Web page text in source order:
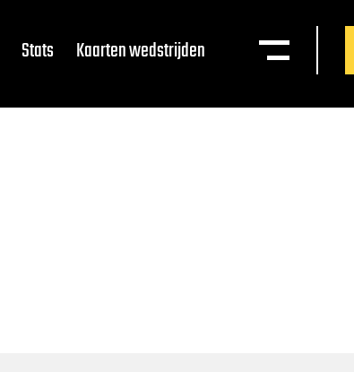
Stats Kaarten wedstrijden